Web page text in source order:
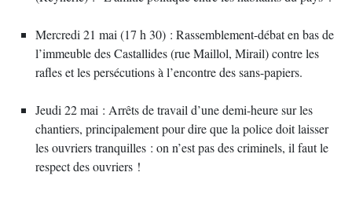
Mercredi 21 mai (17 h 30) : Rassemblement-débat en bas de
l’immeuble des Castallides (rue Maillol, Mirail) contre les
rafles et les persécutions à l’encontre des sans-papiers.
Jeudi 22 mai : Arrêts de travail d’une demi-heure sur les
chantiers, principalement pour dire que la police doit laisser
les ouvriers tranquilles : on n’est pas des criminels, il faut le
respect des ouvriers !